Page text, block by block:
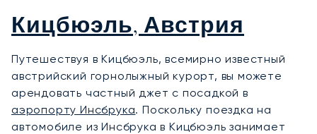
Кицбюэль, Австрия
Путешествуя в Кицбюэль, всемирно известный
австрийский горнолыжный курорт, вы можете
арендовать частный джет с посадкой в
аэропорту Инсбрука. Поскольку поездка на
автомобиле из Инсбрука в Кицбюэль занимает